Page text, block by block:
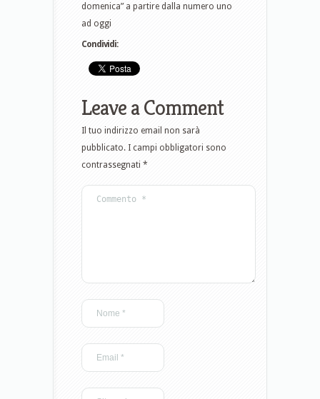
domenica” a partire dalla numero uno
ad oggi
Condividi:
Leave a Comment
Il tuo indirizzo email non sarà
pubblicato. I campi obbligatori sono
contrassegnati *